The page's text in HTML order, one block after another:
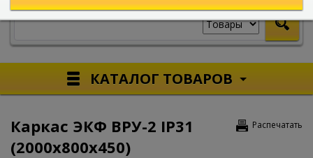
КАТАЛОГ ТОВАРОВ
Распечатать
Каркас ЭКФ ВРУ-2 IP31
(2000х800х450)